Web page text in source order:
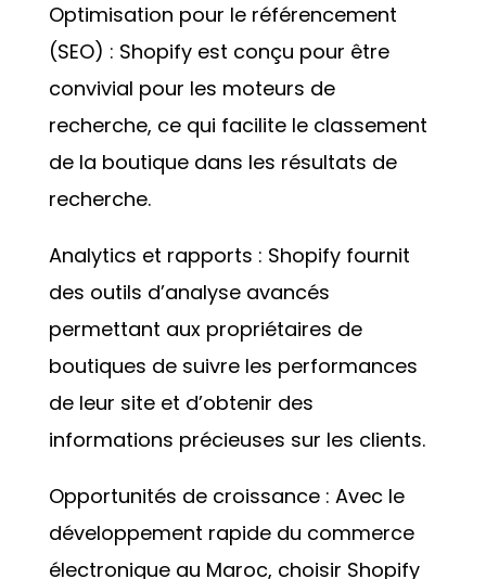
Optimisation pour le référencement
(SEO) : Shopify est conçu pour être
convivial pour les moteurs de
recherche, ce qui facilite le classement
de la boutique dans les résultats de
recherche.
Analytics et rapports : Shopify fournit
des outils d’analyse avancés
permettant aux propriétaires de
boutiques de suivre les performances
de leur site et d’obtenir des
informations précieuses sur les clients.
Opportunités de croissance : Avec le
développement rapide du commerce
électronique au Maroc, choisir Shopify